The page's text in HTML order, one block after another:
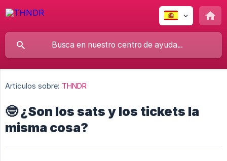
Artículos sobre: THNDR
🤓 ¿Son los sats y los tickets la
misma cosa?